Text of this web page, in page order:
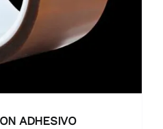
ADHESIVO